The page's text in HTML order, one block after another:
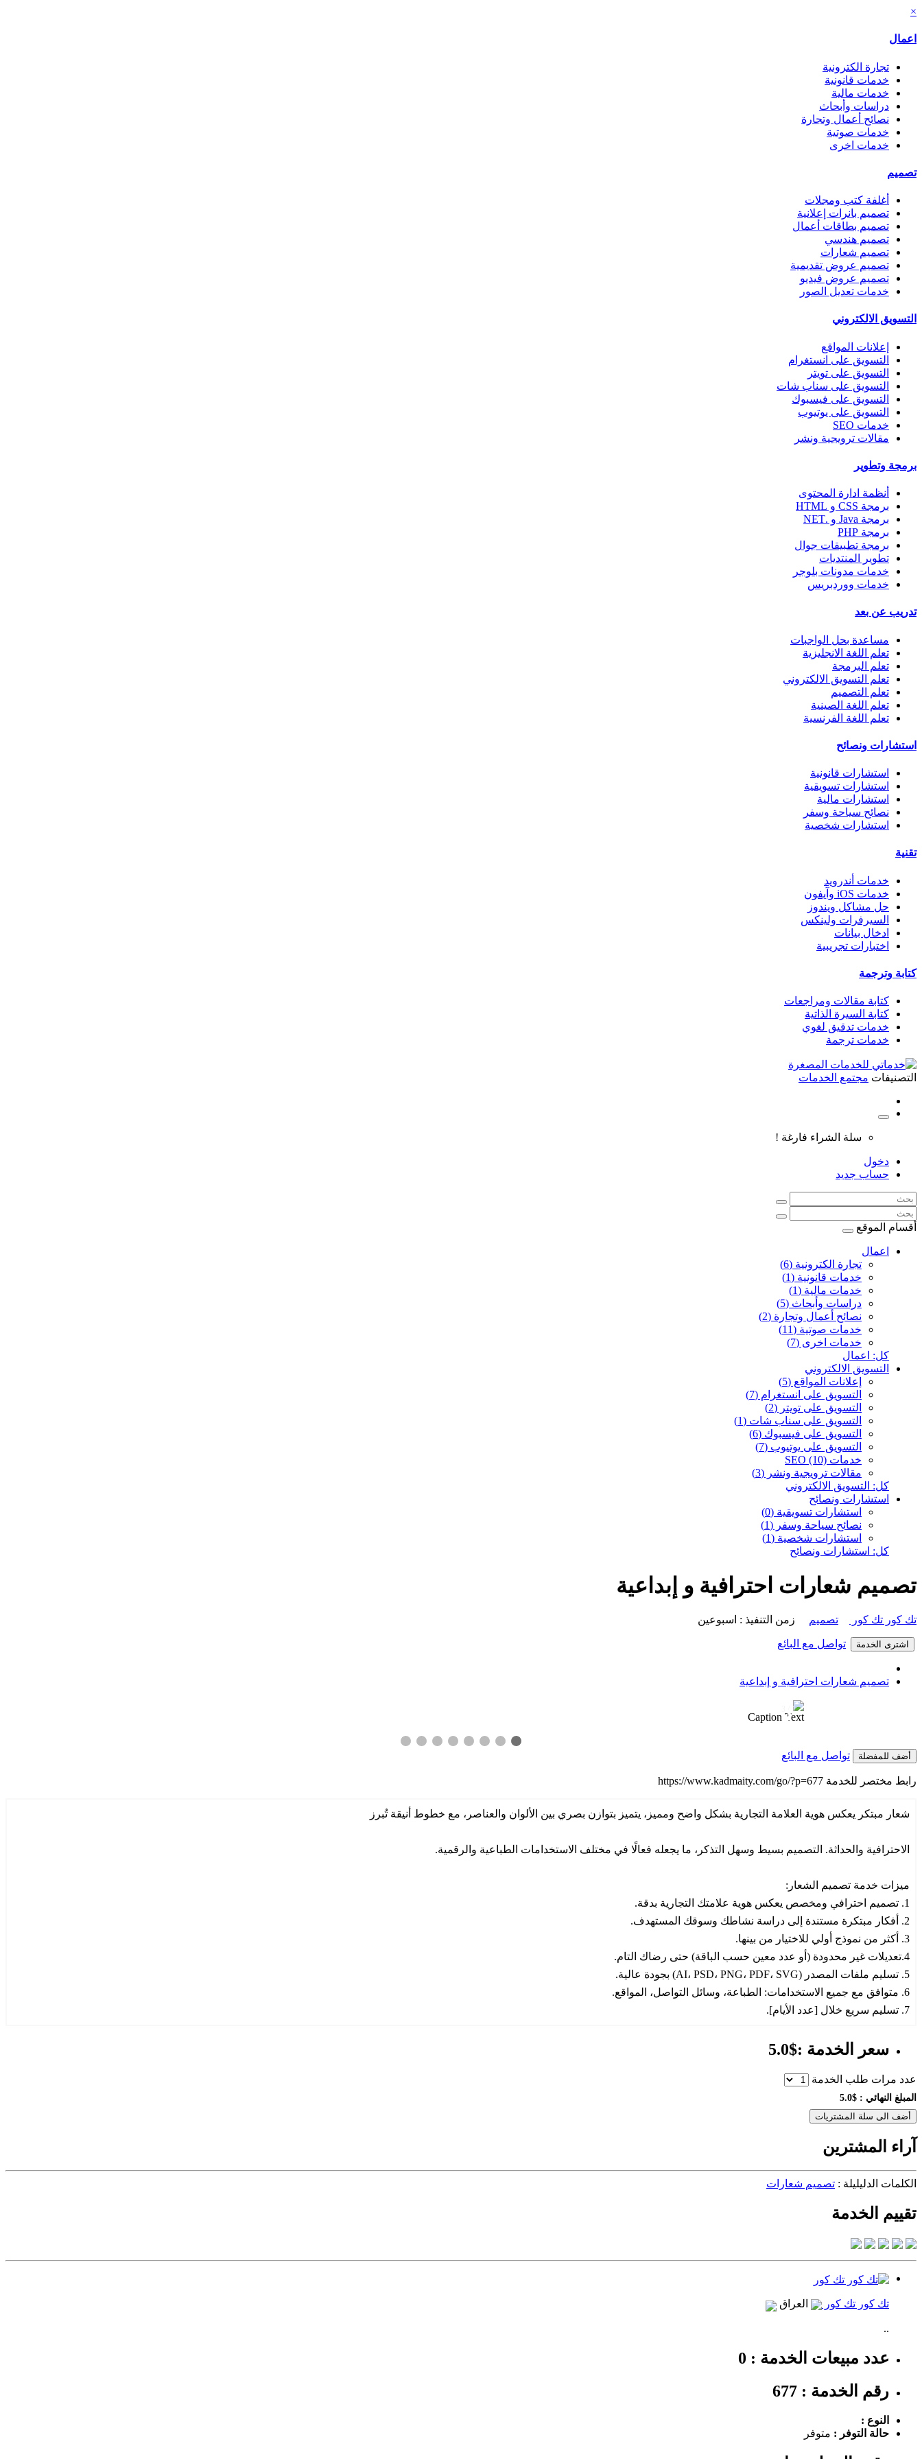
×
اعمال
تجارة الكترونية
خدمات قانونية
خدمات مالية
دراسات وأبحاث
نصائح أعمال وتجارة
خدمات صوتية
خدمات اخرى
تصميم
أغلفة كتب ومجلات
تصميم بانرات إعلانية
تصميم بطاقات أعمال
تصميم هندسي
تصميم شعارات
تصميم عروض تقديمية
تصميم عروض فيديو
خدمات تعديل الصور
التسويق الالكتروني
إعلانات المواقع
التسويق على انستغرام
التسويق على تويتر
التسويق على سناب شات
التسويق على فيسبوك
التسويق على يوتيوب
خدمات SEO
مقالات ترويجية ونشر
برمجة وتطوير
أنظمة ادارة المحتوى
برمجة CSS و HTML
برمجة Java و .NET
برمجة PHP
برمجة تطبيقات جوال
تطوير المنتديات
خدمات مدونات بلوجر
خدمات ووردبريس
تدريب عن بعد
مساعدة بحل الواجبات
تعلم اللغة الانجليزية
تعلم البرمجة
تعلم التسويق الالكتروني
تعلم التصميم
تعلم اللغة الصينية
تعلم اللغة الفرنسية
استشارات ونصائح
استشارات قانونية
استشارات تسويقية
استشارات مالية
نصائح سياحة وسفر
استشارات شخصية
تقنية
خدمات أندرويد
خدمات iOS وآيفون
حل مشاكل ويندوز
السيرفرات ولينكس
ادخال بيانات
اختبارات تجريبية
كتابة وترجمة
كتابة مقالات ومراجعات
كتابة السيرة الذاتية
خدمات تدقيق لغوي
خدمات ترجمة
التصنيفات مجتمع الخدمات
سلة الشراء فارغة !
دخول
حساب جديد
أقسام الموقع
اعمال
تجارة الكترونية (6)
خدمات قانونية (1)
خدمات مالية (1)
دراسات وأبحاث (5)
نصائح أعمال وتجارة (2)
خدمات صوتية (11)
خدمات اخرى (7)
كل: اعمال
التسويق الالكتروني
إعلانات المواقع (5)
التسويق على انستغرام (7)
التسويق على تويتر (2)
التسويق على سناب شات (1)
التسويق على فيسبوك (6)
التسويق على يوتيوب (7)
خدمات SEO (10)
مقالات ترويجية ونشر (3)
كل: التسويق الالكتروني
استشارات ونصائح
استشارات تسويقية (0)
نصائح سياحة وسفر (1)
استشارات شخصية (1)
كل: استشارات ونصائح
تصميم شعارات احترافية و إبداعية
تك كور تك كور تصميم زمن التنفيذ : اسبوعين
اشترى الخدمة تواصل مع البائع
تصميم شعارات احترافية و إبداعية
1 / 3
Caption Text
❮
أضف للمفضلة تواصل مع البائع
رابط مختصر للخدمة https://www.kadmaity.com/go/?p=677
شعار مبتكر يعكس هوية العلامة التجارية بشكل واضح ومميز، يتميز بتوازن بصري بين الألوان والعناصر، مع خطوط أنيقة تُبرز
الاحترافية والحداثة. التصميم بسيط وسهل التذكر، ما يجعله فعالًا في مختلف الاستخدامات الطباعية والرقمية.
ميزات خدمة تصميم الشعار:
1. تصميم احترافي ومخصص يعكس هوية علامتك التجارية بدقة.
2. أفكار مبتكرة مستندة إلى دراسة نشاطك وسوقك المستهدف.
3. أكثر من نموذج أولي للاختيار من بينها.
4.تعديلات غير محدودة (أو عدد معين حسب الباقة) حتى رضاك التام.
5. تسليم ملفات المصدر (AI، PSD، PNG، PDF، SVG) بجودة عالية.
6. متوافق مع جميع الاستخدامات: الطباعة، وسائل التواصل، المواقع.
7. تسليم سريع خلال [عدد الأيام].
سعر الخدمة :$5.0
عدد مرات طلب الخدمة
المبلغ النهائي : $5.0
أضف الى سلة المشتريات
آراء المشترين
الكلمات الدليليلة : تصميم شعارات
تقييم الخدمة
تك كور تك كور العراق
..
عدد مبيعات الخدمة : 0
رقم الخدمة : 677
النوع :
حالة التوفر : متوفر